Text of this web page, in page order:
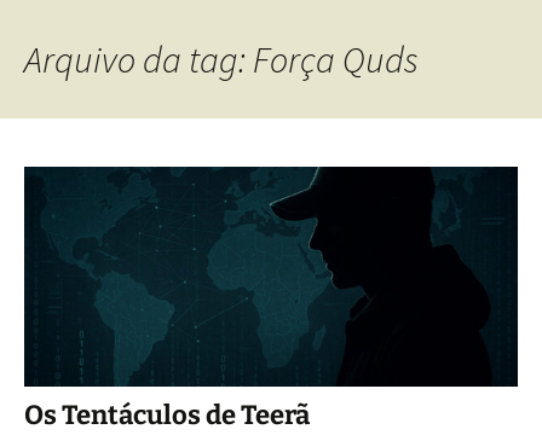
Arquivo da tag: Força Quds
Os Tentáculos de Teerã